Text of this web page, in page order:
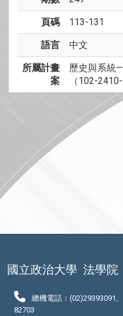
頁碼 113-131
語言 中文
所屬計畫
案
歷史與系統
（102-
國立政治大學 法學院
總機電話：(02)29393091
82703